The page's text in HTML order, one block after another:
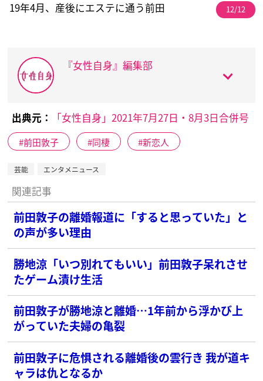
19年4月、産後にエステに通う前田 12/12
『女性自身』編集部
出典元： 「女性自身」2021年7月27日・8月3日合併号
前田敦子 同棲 新恋人
芸能 エンタメニュース
関連記事
前田敦子の離婚報道に「すると思っていた」と
の声が多い理由
勝地涼「いつ別れてもいい」前田敦子呆れさせ
たゲーム漬け生活
前田敦子が勝地涼と離婚…1年前から浮かび上
がっていた夫婦の亀裂
前田敦子に危惧される離婚後の雲行き 我が道キ
ャラは仇となるか